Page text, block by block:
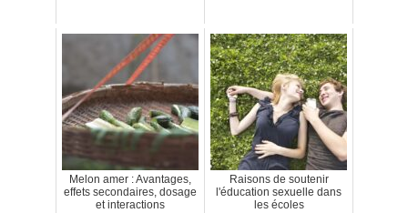
Melon amer : Avantages,
effets secondaires, dosage
et interactions
Raisons de soutenir
l'éducation sexuelle dans
les écoles